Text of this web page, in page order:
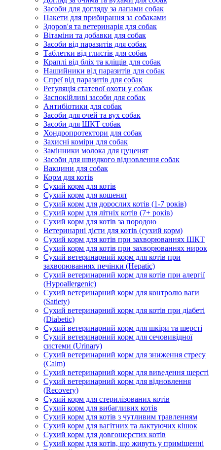
Засоби для догляду за лапами собак
Пакети для прибирання за собаками
Здоров'я та ветеринарія для собак
Вітаміни та добавки для собак
Засоби від паразитів для собак
Таблетки від глистів для собак
Краплі від бліх та кліщів для собак
Нашийники від паразитів для собак
Спреї від паразитів для собак
Регуляція статевої охоти у собак
Заспокійливі засоби для собак
Антибіотики для собак
Засоби для очей та вух собак
Засоби для ШКТ собак
Хондропротектори для собак
Захисні коміри для собак
Замінники молока для цуценят
Засоби для швидкого відновлення собак
Вакцини для собак
Корм для котів
Сухий корм для котів
Сухий корм для кошенят
Сухий корм для дорослих котів (1-7 років)
Сухий корм для літніх котів (7+ років)
Сухий корм для котів за породою
Ветеринарні дієти для котів (сухий корм)
Сухий корм для котів при захворюваннях ШКТ
Сухий корм для котів при захворюваннях нирок
Сухий ветеринарний корм для котів при
захворюваннях печінки (Hepatic)
Сухий ветеринарний корм для котів при алергії
(Hypoallergenic)
Сухий ветеринарний корм для контролю ваги
(Satiety)
Сухий ветеринарний корм для котів при діабеті
(Diabetic)
Сухий ветеринарний корм для шкіри та шерсті
Сухий ветеринарний корм для сечовивідної
системи (Urinary)
Сухий ветеринарний корм для зниження стресу
(Calm)
Сухий ветеринарний корм для виведення шерсті
Сухий ветеринарний корм для відновлення
(Recovery)
Сухий корм для стерилізованих котів
Сухий корм для вибагливих котів
Сухий корм для котів з чутливим травленням
Сухий корм для вагітних та лактуючих кішок
Сухий корм для довгошерстих котів
Сухий корм для котів, що живуть у приміщенні